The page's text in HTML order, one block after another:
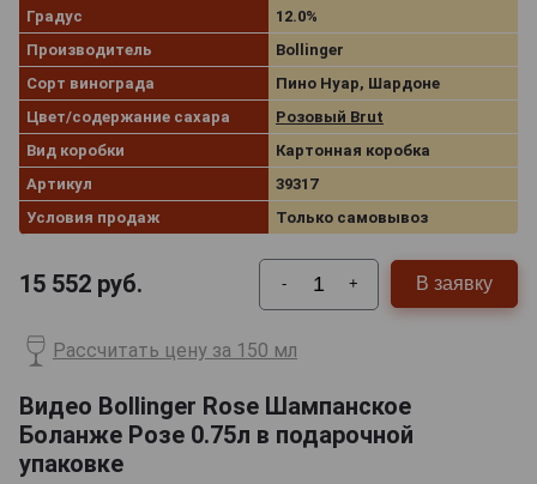
Градус
12.0%
Производитель
Bollinger
Сорт винограда
Пино Нуар, Шардоне
Цвет/содержание сахара
Розовый Brut
Вид коробки
Картонная коробка
Артикул
39317
Условия продаж
Только самовывоз
15 552 руб. - + В заявку
Рассчитать цену за 150 мл
Видео Bollinger Rose Шампанское
Боланже Розе 0.75л в подарочной
упаковке